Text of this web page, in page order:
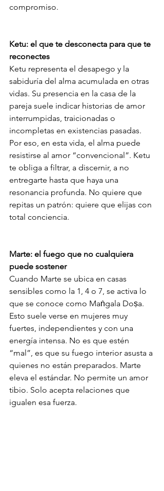
compromiso.
Ketu: el que te desconecta para que te
reconectes
Ketu representa el desapego y la
sabiduría del alma acumulada en otras
vidas. Su presencia en la casa de la
pareja suele indicar historias de amor
interrumpidas, traicionadas o
incompletas en existencias pasadas.
Por eso, en esta vida, el alma puede
resistirse al amor “convencional”. Ketu
te obliga a filtrar, a discernir, a no
entregarte hasta que haya una
resonancia profunda. No quiere que
repitas un patrón: quiere que elijas con
total conciencia.
Marte: el fuego que no cualquiera
puede sostener
Cuando Marte se ubica en casas
sensibles como la 1, 4 o 7, se activa lo
que se conoce como Maṅgala Doṣa.
Esto suele verse en mujeres muy
fuertes, independientes y con una
energía intensa. No es que estén
“mal”, es que su fuego interior asusta a
quienes no están preparados. Marte
eleva el estándar. No permite un amor
tibio. Solo acepta relaciones que
igualen esa fuerza.